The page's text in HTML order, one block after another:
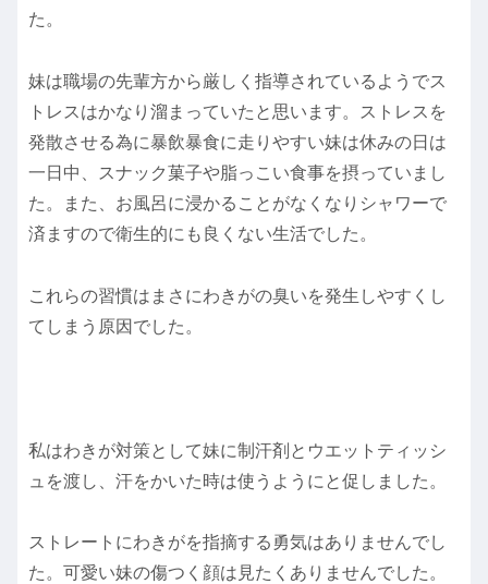
た。
妹は職場の先輩方から厳しく指導されているようでス
トレスはかなり溜まっていたと思います。ストレスを
発散させる為に暴飲暴食に走りやすい妹は休みの日は
一日中、スナック菓子や脂っこい食事を摂っていまし
た。また、お風呂に浸かることがなくなりシャワーで
済ますので衛生的にも良くない生活でした。
これらの習慣はまさにわきがの臭いを発生しやすくし
てしまう原因でした。
私はわきが対策として妹に制汗剤とウエットティッシ
ュを渡し、汗をかいた時は使うようにと促しました。
ストレートにわきがを指摘する勇気はありませんでし
た。可愛い妹の傷つく顔は見たくありませんでした。